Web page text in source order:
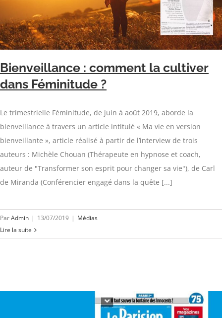
Bienveillance : comment la cultiver
dans Féminitude ?
Le trimestrielle Féminitude, de juin à août 2019, aborde la
bienveillance à travers un article intitulé « Ma vie en version
bienveillante », article réalisé à partir de l’interview de trois
auteurs : Michèle Chouan (Thérapeute en hypnose et coach,
auteur de "Transformer son esprit pour changer sa vie"), de Carl
de Miranda (Conférencier engagé dans la quête [...]
ParAdmin | 13/07/2019 | Médias
Lire la suite